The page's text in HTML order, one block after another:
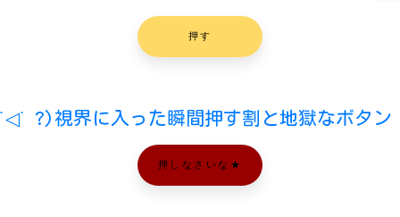
押す
?)視界に入った瞬間押す割と地獄なボタ
押しなさいな★